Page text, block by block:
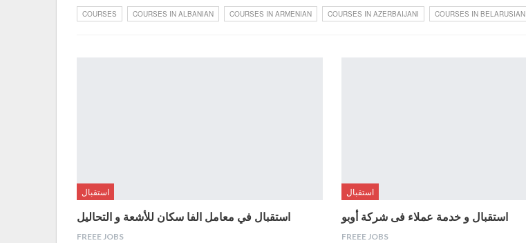
COURSES COURSES IN ALBANIAN COURSES IN ARMENIAN COURSES IN AZERBAIJANI COURSES IN BELARUSIAN
استقبال
استقبال في معامل الفا سكان للأشعة و التحاليل
FREEE JOBS
استقبال
استقبال و خدمة عملاء فى شركة أوبو
FREEE JOBS